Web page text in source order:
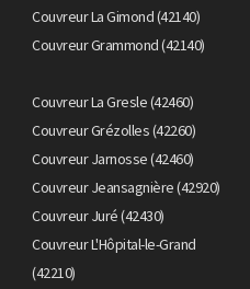
Couvreur La Gimond (42140)
Couvreur Grammond (42140)
Couvreur La Gresle (42460)
Couvreur Grézolles (42260)
Couvreur Jarnosse (42460)
Couvreur Jeansagnière (42920)
Couvreur Juré (42430)
Couvreur L'Hôpital-le-Grand
(42210)